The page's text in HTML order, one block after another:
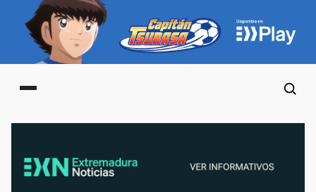
Main menu